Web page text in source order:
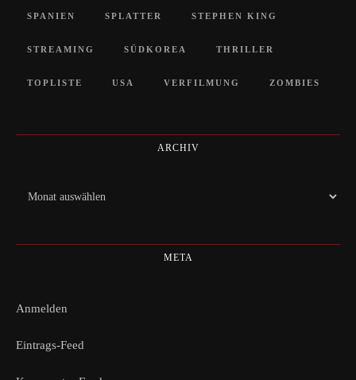
SPANIEN SPLATTER STEPHEN KING
STREAMING SÜDKOREA THRILLER
TOPLISTE USA VERFILMUNG ZOMBIES
ARCHIV
Archiv
META
Anmelden
Eintrags-Feed